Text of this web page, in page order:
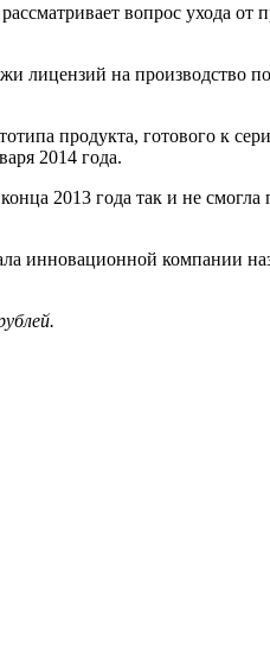
вопрос ухода от
лицензий на производство
продукта, готового к
2014 года.
2013 года так и не смогла
инновационной компании